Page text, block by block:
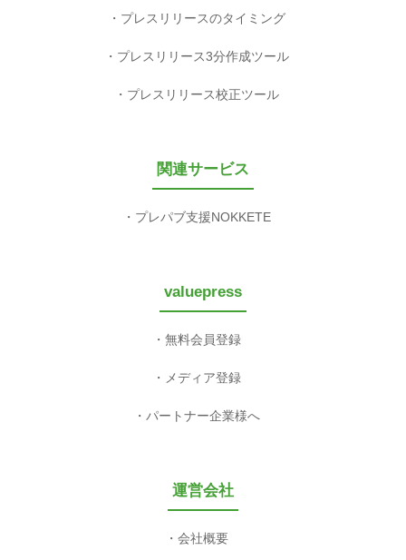
プレスリリースのタイミング
プレスリリース3分作成ツール
プレスリリース校正ツール
関連サービス
プレパブ支援NOKKETE
valuepress
無料会員登録
メディア登録
パートナー企業様へ
運営会社
会社概要